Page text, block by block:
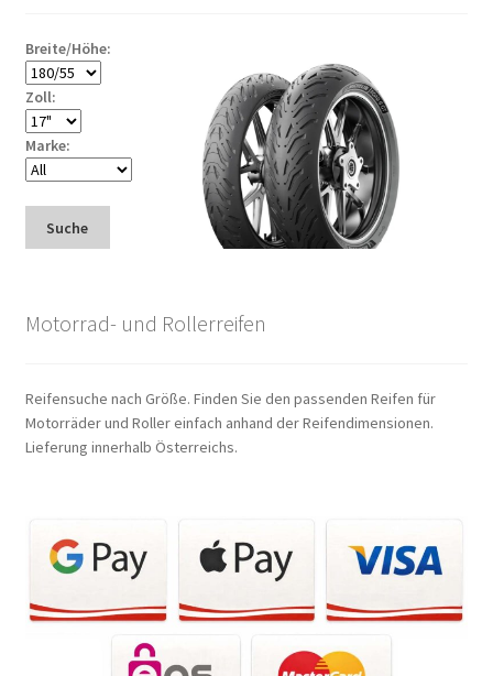
Breite/Höhe:
Zoll:
Marke:
Suche
Motorrad- und Rollerreifen
Reifensuche nach Größe. Finden Sie den passenden Reifen für
Motorräder und Roller einfach anhand der Reifendimensionen.
Lieferung innerhalb Österreichs.